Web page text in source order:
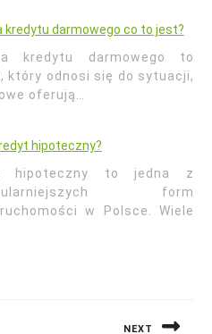
kredytu darmowego co to jest?
kredytu darmowego to
który odnosi się do sytuacji,
oferują…
hipoteczny?
hipoteczny to jedna z
form
w Polsce. Wiele
NEXT